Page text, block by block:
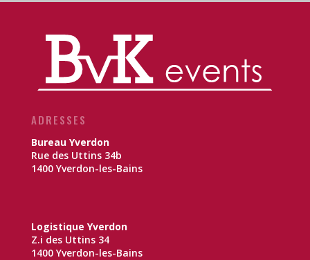
ADRESSES
Bureau Yverdon
Rue des Uttins 34b
1400 Yverdon-les-Bains
Logistique Yverdon
Z.i des Uttins 34
1400 Yverdon-les-Bains